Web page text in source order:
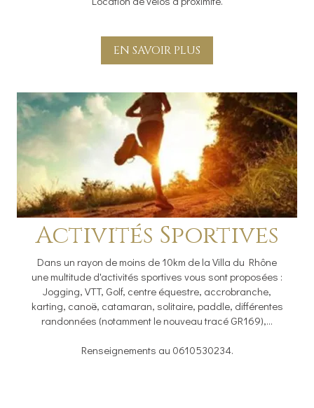
EN SAVOIR PLUS
Activités Sportives
Dans un rayon de moins de 10km de la Villa du Rhône
une multitude d'activités sportives vous sont proposées :
Jogging, VTT, Golf, centre équestre, accrobranche,
karting, canoë, catamaran, solitaire, paddle, différentes
randonnées (notamment le nouveau tracé GR169),...
Renseignements au 0610530234.